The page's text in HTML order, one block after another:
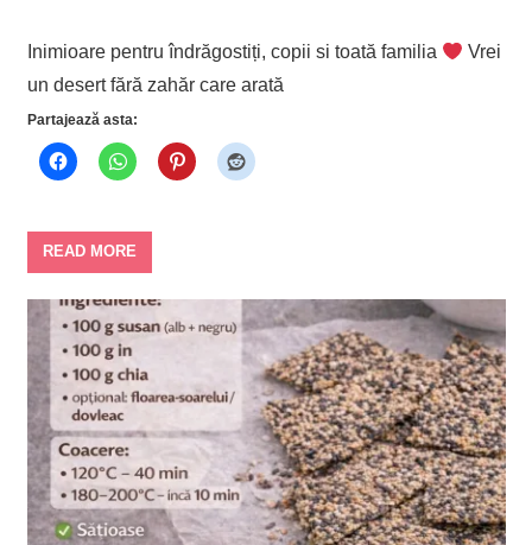
Inimioare pentru îndrăgostiți, copii si toată familia
Vrei
un desert fără zahăr care arată
Partajează asta:
READ MORE